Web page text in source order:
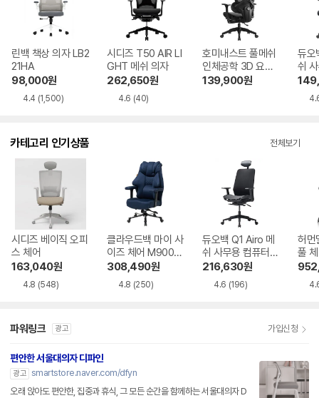
린백 책상 의자 LB2
21HA
98,000원
4.4 (1,500)
시디즈 T50 AIR LI
GHT 메쉬 의자
262,650원
4.6 (40)
호미내스트 풀메쉬
인체공학 3D 요추
허리보호 컴퓨터 의
139,900원
듀오
쉬
책상
카테고리 인기상품 전체보기
시디즈 베이직 오피
스 체어
163,040원
4.8 (548)
클라우드백 마이 사
이즈 체어 M900M
Q 2.0 게이밍 의자
308,490원
4.8 (250)
듀오백 Q1 Airo 메
쉬 사무용 컴퓨터
책상 의자
216,630원
4.6 (196)
허먼
풀
레스
파워링크 광고 가입신청
편안한 서울대의자 디파인
광고 smartstore.naver.com/dfyn
오래 앉아도 편안한, 집중과 휴식, 그 모든 순간을 함께하는 서울대의자 D